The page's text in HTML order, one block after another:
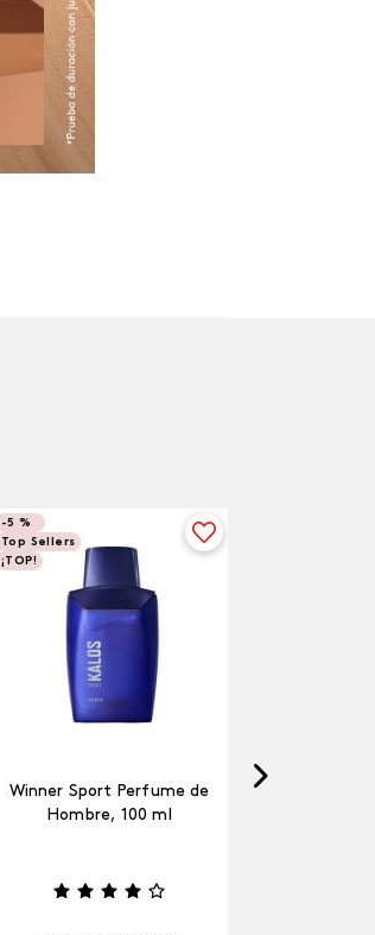
-5 %
Top Sellers
¡TOP!
Winner Sport Perfume de
Hombre, 100 ml